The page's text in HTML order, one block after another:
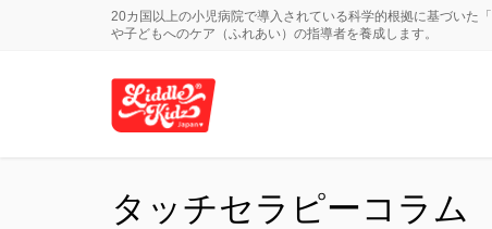
20カ国以上の小児病院で導入されている科学的根拠に基づいた
や子どもへのケア（ふれあい）の指導者を養成します。
タッチセラピーコラム